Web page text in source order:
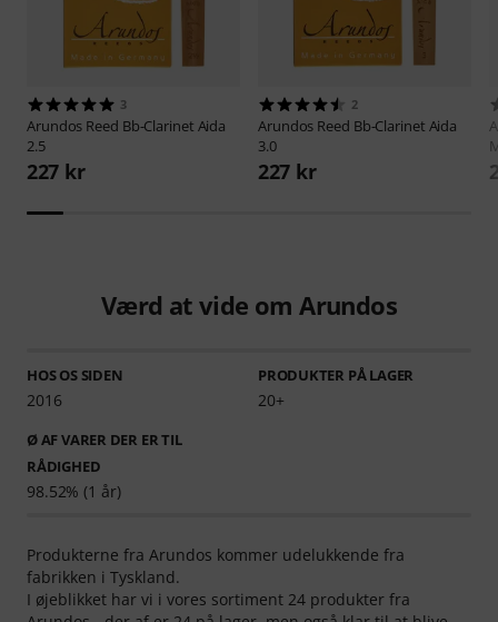
3
Arundos Reed Bb-Clarinet Aida
2.5
227 kr
2
Arundos Reed Bb-Clarinet Aida
3.0
227 kr
Værd at vide om Arundos
HOS OS SIDEN
2016
PRODUKTER PÅ LAGER
20+
Ø AF VARER DER ER TIL
RÅDIGHED
98.52% (1 år)
Produkterne fra Arundos kommer udelukkende fra
fabrikken i Tyskland.
I øjeblikket har vi i vores sortiment 24 produkter fra